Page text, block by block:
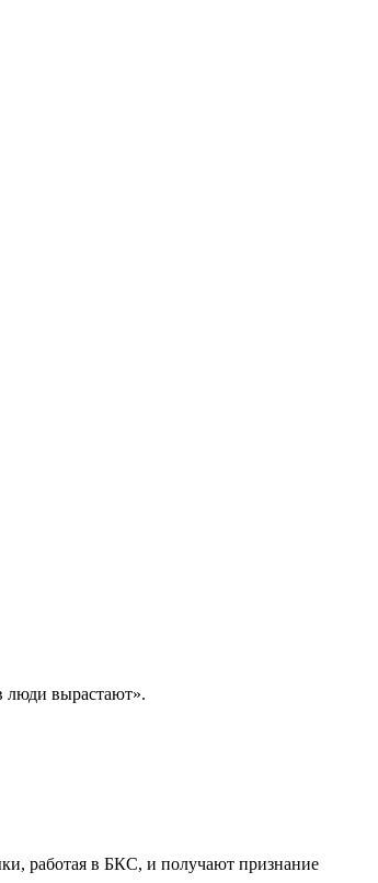
люди вырастают».
работая в БКС, и получают признание